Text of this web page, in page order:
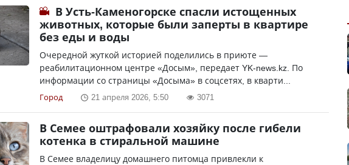
В Усть-Каменогорске спасли истощенных
животных, которые были заперты в квартире
без еды и воды
Очередной жуткой историей поделились в приюте —
реабилитационном центре «Досым», передает YK-news.kz. По
информации со страницы «Досыма» в соцсетях, в кварти...
Город 21 апреля 2026, 5:50 3071
В Семее оштрафовали хозяйку после гибели
котенка в стиральной машине
В Семее владелицу домашнего питомца привлекли к